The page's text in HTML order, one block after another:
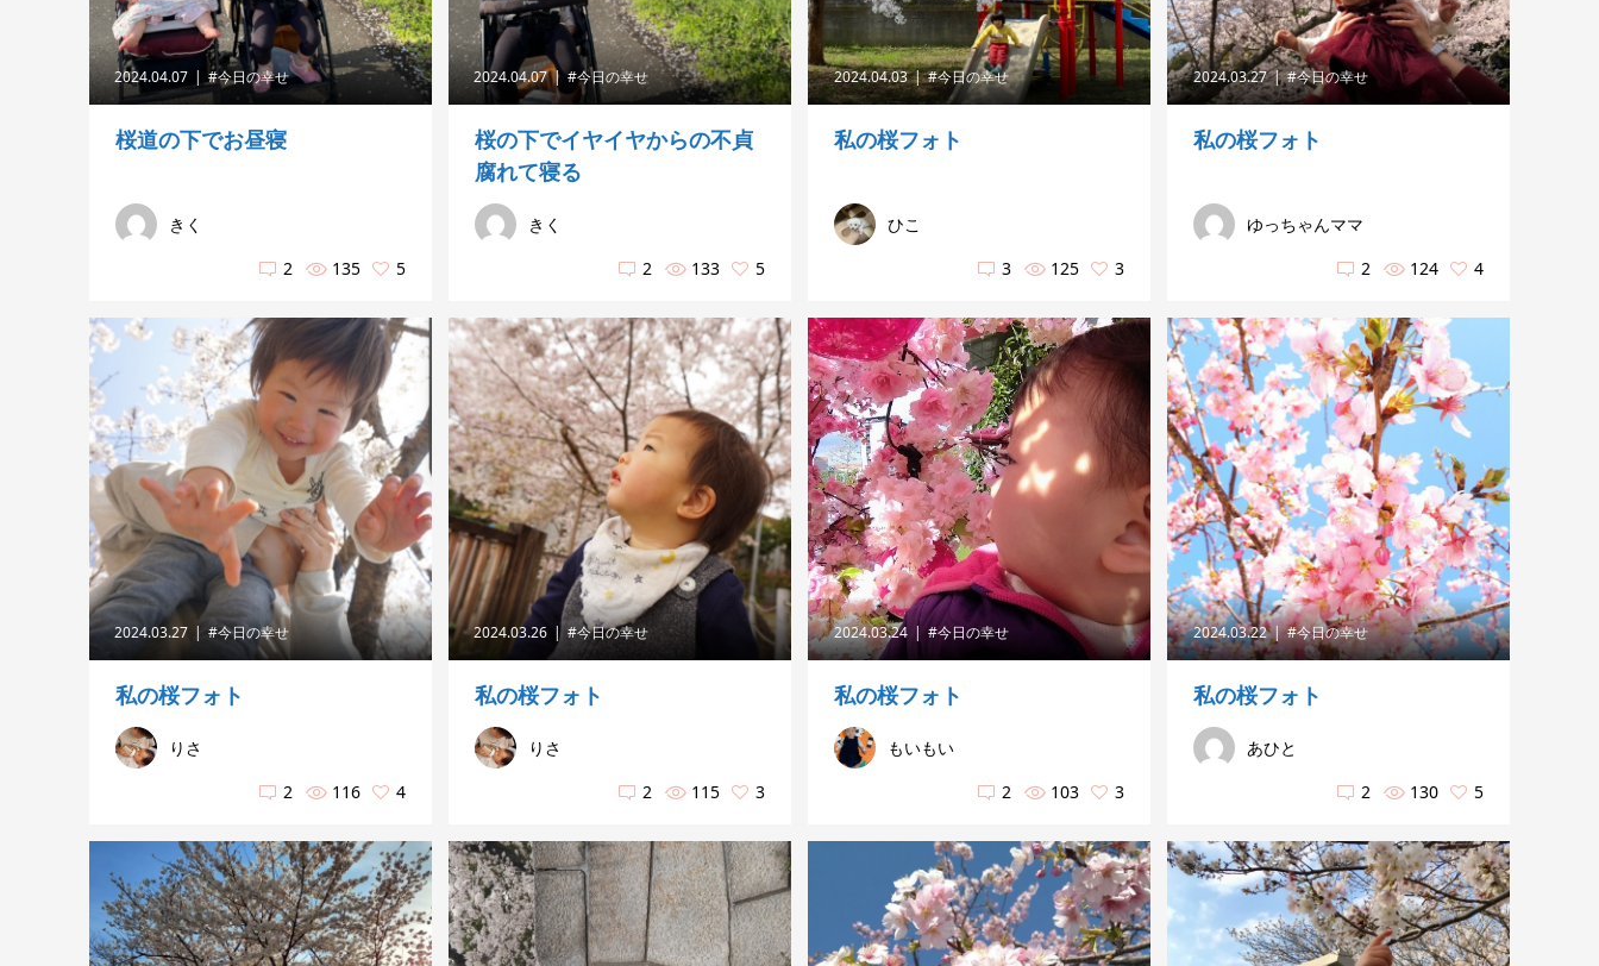
2024.04.07 #今日の幸せ
桜道の下でお昼寝
きく
2
135 5
2024.04.07 #今日の幸せ
桜の下でイヤイヤからの不貞
腐れて寝る
きく
2
133 5
2024.04.03 #今日の幸せ
私の桜フォト
ひこ
3
125 3
2024.03.27 #今日の幸せ
私の桜フォト
ゆっちゃんママ
2
124 4
2024.03.27 #今日の幸せ
私の桜フォト
りさ
2
116 4
2024.03.26 #今日の幸せ
私の桜フォト
りさ
2
115 3
2024.03.24 #今日の幸せ
私の桜フォト
もいもい
2
103 3
2024.03.22 #今日の幸せ
私の桜フォト
あひと
2
130 5